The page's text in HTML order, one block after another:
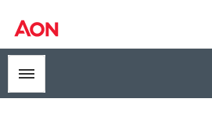
Toggle menubar